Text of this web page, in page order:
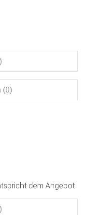
(0)
dem Angebot